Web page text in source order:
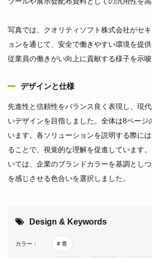
写真では、クオリティソフト株式会社がセ
ョンを通じて、安全で働きやすい環境を提
従業員の働きがい向上に貢献する様子を示唆
デザインと仕様
先進性と信頼性をバランス良く表現し、現
いデザインを目指しました。全体は8ページ
います。各ソリューションを説明する際に
ることで、視覚的な理解を促進しています
いては、企業のブランドカラーを基調とし
を感じさせる色合いを選択しました。
Design & Keywords
カラー： # 青